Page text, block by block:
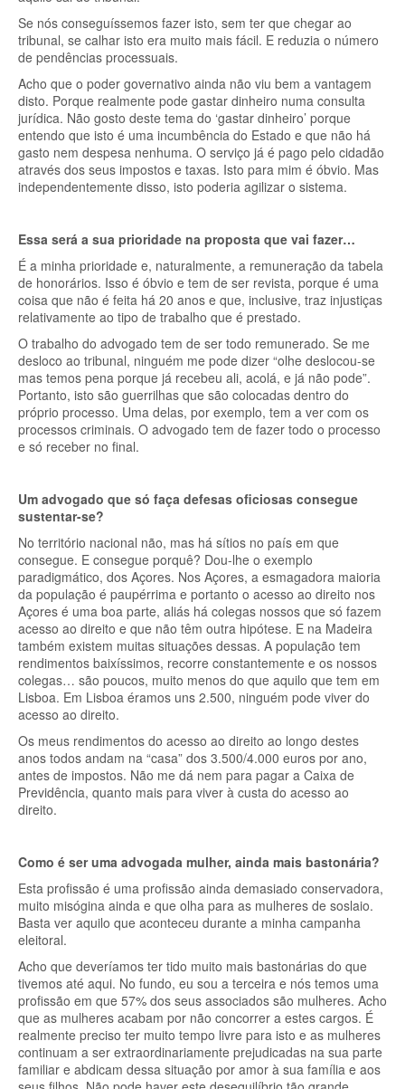
Se nós conseguíssemos fazer isto, sem ter que chegar ao
tribunal, se calhar isto era muito mais fácil. E reduzia o número
de pendências processuais.
Acho que o poder governativo ainda não viu bem a vantagem
disto. Porque realmente pode gastar dinheiro numa consulta
jurídica. Não gosto deste tema do ‘gastar dinheiro’ porque
entendo que isto é uma incumbência do Estado e que não há
gasto nem despesa nenhuma. O serviço já é pago pelo cidadão
através dos seus impostos e taxas. Isto para mim é óbvio. Mas
independentemente disso, isto poderia agilizar o sistema.
Essa será a sua prioridade na proposta que vai fazer…
É a minha prioridade e, naturalmente, a remuneração da tabela
de honorários. Isso é óbvio e tem de ser revista, porque é uma
coisa que não é feita há 20 anos e que, inclusive, traz injustiças
relativamente ao tipo de trabalho que é prestado.
O trabalho do advogado tem de ser todo remunerado. Se me
desloco ao tribunal, ninguém me pode dizer “olhe deslocou-se
mas temos pena porque já recebeu ali, acolá, e já não pode”.
Portanto, isto são guerrilhas que são colocadas dentro do
próprio processo. Uma delas, por exemplo, tem a ver com os
processos criminais. O advogado tem de fazer todo o processo
e só receber no final.
Um advogado que só faça defesas oficiosas consegue
sustentar-se?
No território nacional não, mas há sítios no país em que
consegue. E consegue porquê? Dou-lhe o exemplo
paradigmático, dos Açores. Nos Açores, a esmagadora maioria
da população é paupérrima e portanto o acesso ao direito nos
Açores é uma boa parte, aliás há colegas nossos que só fazem
acesso ao direito e que não têm outra hipótese. E na Madeira
também existem muitas situações dessas. A população tem
rendimentos baixíssimos, recorre constantemente e os nossos
colegas… são poucos, muito menos do que aquilo que tem em
Lisboa. Em Lisboa éramos uns 2.500, ninguém pode viver do
acesso ao direito.
Os meus rendimentos do acesso ao direito ao longo destes
anos todos andam na “casa” dos 3.500/4.000 euros por ano,
antes de impostos. Não me dá nem para pagar a Caixa de
Previdência, quanto mais para viver à custa do acesso ao
direito.
Como é ser uma advogada mulher, ainda mais bastonária?
Esta profissão é uma profissão ainda demasiado conservadora,
muito misógina ainda e que olha para as mulheres de soslaio.
Basta ver aquilo que aconteceu durante a minha campanha
eleitoral.
Acho que deveríamos ter tido muito mais bastonárias do que
tivemos até aqui. No fundo, eu sou a terceira e nós temos uma
profissão em que 57% dos seus associados são mulheres. Acho
que as mulheres acabam por não concorrer a estes cargos. É
realmente preciso ter muito tempo livre para isto e as mulheres
continuam a ser extraordinariamente prejudicadas na sua parte
familiar e abdicam dessa situação por amor à sua família e aos